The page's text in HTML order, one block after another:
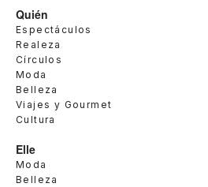
Quién
Espectáculos
Realeza
Círculos
Moda
Belleza
Viajes y Gourmet
Cultura
Elle
Moda
Belleza